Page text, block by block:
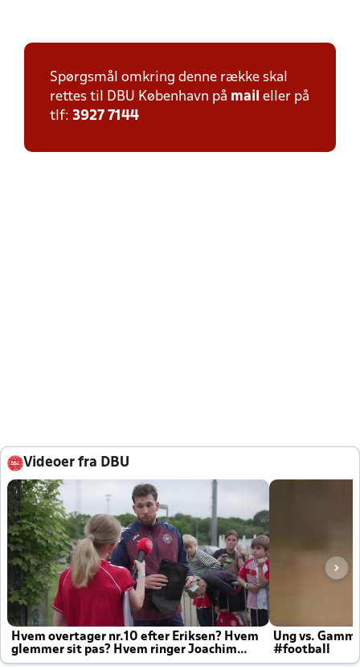
Spørgsmål omkring denne række skal
rettes til DBU København på mail eller på
tlf: 3927 7144
Videoer fra DBU
Hvem overtager nr.10 efter Eriksen? Hvem
glemmer sit pas? Hvem ringer Joachim
altid til efter kampe?
Ung vs.
#football